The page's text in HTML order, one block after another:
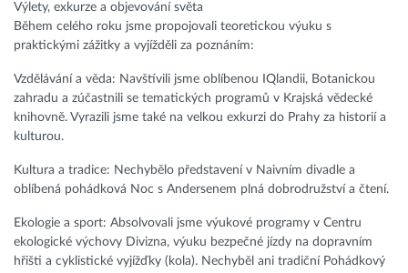
Výlety, exkurze a objevování světa
Během celého roku jsme propojovali teoretickou výuku s
praktickými zážitky a vyjížděli za poznáním:
Vzdělávání a věda: Navštívili jsme oblíbenou IQlandii, Botanickou
zahradu a zúčastnili se tematických programů v Krajská vědecké
knihovně. Vyrazili jsme také na velkou exkurzi do Prahy za historií a
kulturou.
Kultura a tradice: Nechybělo představení v Naivním divadle a
oblíbená pohádková Noc s Andersenem plná dobrodružství a čtení.
Ekologie a sport: Absolvovali jsme výukové programy v Centru
ekologické výchovy Divizna, výuku bezpečné jízdy na dopravním
hřišti a cyklistické vyjížďky (kola). Nechyběl ani tradiční Pohádkový